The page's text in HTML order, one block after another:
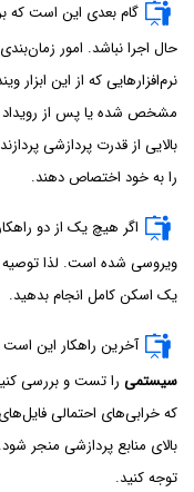
گام بعدی این است که
حال اجرا نباشد. امور
نرم‌افزارهایی که از این ابزار
مشخص شده یا پس از
بالایی از قدرت پردازشی
را به خود اختصاص دهند.
اگر هیچ یک از دو
ویروسی شده است. لذا
یک اسکن کامل انجام بدهید.
آخرین راهکار این است
سیستمی را تست و بررسی
که خرابی‌های احتمالی
بالای منابع پردازشی منجر
توجه کنید.